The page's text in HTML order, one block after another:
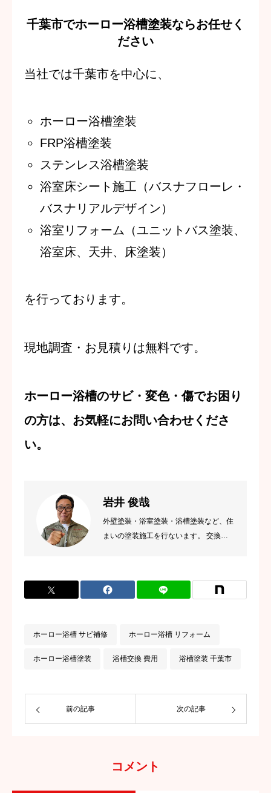
千葉市でホーロー浴槽塗装ならお任せく
ださい
当社では千葉市を中心に、
ホーロー浴槽塗装
FRP浴槽塗装
ステンレス浴槽塗装
浴室床シート施工（バスナフローレ・
バスナリアルデザイン）
浴室リフォーム（ユニットバス塗装、
浴室床、天井、床塗装）
を行っております。
現地調査・お見積りは無料です。
ホーロー浴槽のサビ・変色・傷でお困り
の方は、お気軽にお問い合わせくださ
い。
岩井 俊哉
外壁塗装・浴室塗装・浴槽塗装など、住
まいの塗装施工を行ないます。 交換に
ホーロー浴槽 サビ補修 ホーロー浴槽 リフォーム
ホーロー浴槽塗装 浴槽交換 費用 浴槽塗装 千葉市
前の記事 次の記事
コメント